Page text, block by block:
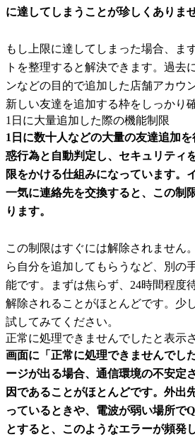
に達してしまうことが珍しくありませ
もし上限に達してしまった場合、ま
トを整理すると解決できます。過去
ンなどの目的で追加した店舗アカウ
新しい友達を追加する枠をしっかり
1日に大量追加した際の機能制限
1日に数十人などの大量の友達追加
惑行為と自動判定し、セキュリティ
限をかける仕組みになっています。
一気に連絡先を交換すると、この制
ります。
この制限はすぐには解除されません
ら自分を追加してもらうなど、別の
能です。まずは焦らず、24時間程度
解除されることがほとんどです。少
試してみてください。
正常に処理できませんでしたと表示
画面に「正常に処理できませんでし
ージが出る場合、通信環境の不安定
因であることがほとんどです。外出
っているときや、電波が弱い場所で
とすると、このようなエラーが頻発